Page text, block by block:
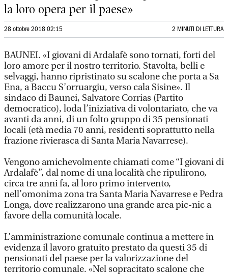
la loro opera per il paese»
28 ottobre 2018 02:15 2 MINUTI DI LETTURA
BAUNEI. «I giovani di Ardalafè sono tornati, forti del
loro amore per il nostro territorio. Stavolta, belli e
selvaggi, hanno ripristinato su scalone che porta a Sa
Ena, a Baccu S’orruargiu, verso cala Sisine». Il
sindaco di Baunei, Salvatore Corrias (Partito
democratico), loda l’iniziativa di volontariato, che va
avanti da anni, di un folto gruppo di 35 pensionati
locali (età media 70 anni, residenti soprattutto nella
frazione rivierasca di Santa Maria Navarrese).
Vengono amichevolmente chiamati come “I giovani di
Ardalafè”, dal nome di una località che ripulirono,
circa tre anni fa, al loro primo intervento,
nell’omonima zona tra Santa Maria Navarrese e Pedra
Longa, dove realizzarono una grande area pic-nic a
favore della comunità locale.
L’amministrazione comunale continua a mettere in
evidenza il lavoro gratuito prestato da questi 35 di
pensionati del paese per la valorizzazione del
territorio comunale. «Nel sopracitato scalone che